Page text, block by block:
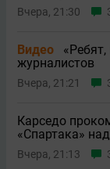
Вчера, 21:30
Видео
журналистов
Вчера, 21:21
Карседо
«Спартака»
Вчера, 21:13